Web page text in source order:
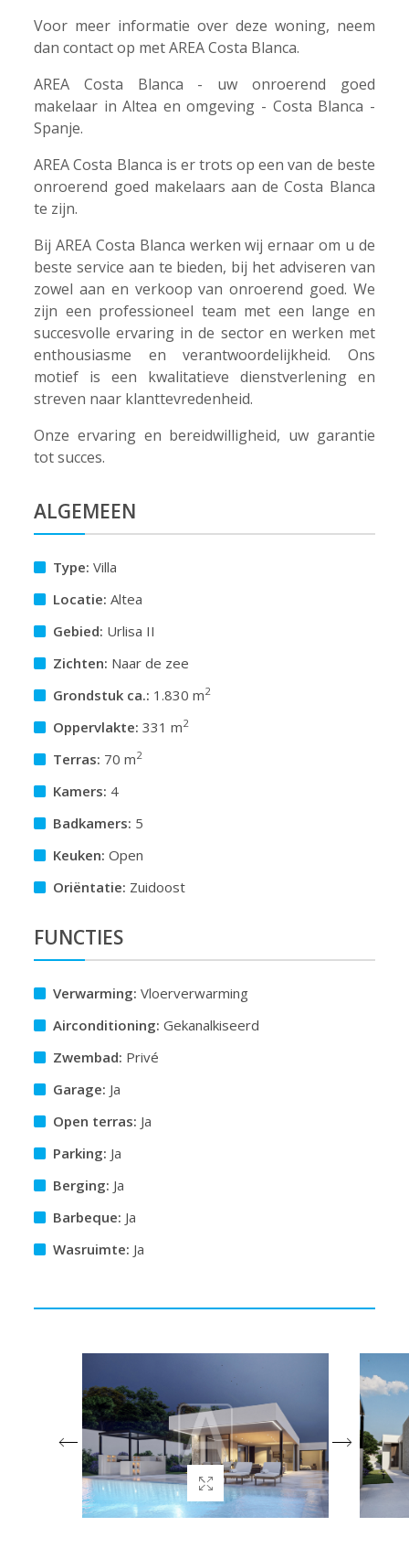
Voor meer informatie over deze woning, neem
dan contact op met AREA Costa Blanca.
AREA Costa Blanca - uw onroerend goed
makelaar in Altea en omgeving - Costa Blanca -
Spanje.
AREA Costa Blanca is er trots op een van de beste
onroerend goed makelaars aan de Costa Blanca
te zijn.
Bij AREA Costa Blanca werken wij ernaar om u de
beste service aan te bieden, bij het adviseren van
zowel aan en verkoop van onroerend goed. We
zijn een professioneel team met een lange en
succesvolle ervaring in de sector en werken met
enthousiasme en verantwoordelijkheid. Ons
motief is een kwalitatieve dienstverlening en
streven naar klanttevredenheid.
Onze ervaring en bereidwilligheid, uw garantie
tot succes.
ALGEMEEN
Type: Villa
Locatie: Altea
Gebied: Urlisa II
Zichten: Naar de zee
Grondstuk ca.: 1.830 m2
Oppervlakte: 331 m2
Terras: 70 m2
Kamers: 4
Badkamers: 5
Keuken: Open
Oriëntatie: Zuidoost
FUNCTIES
Verwarming: Vloerverwarming
Airconditioning: Gekanalkiseerd
Zwembad: Privé
Garage: Ja
Open terras: Ja
Parking: Ja
Berging: Ja
Barbeque: Ja
Wasruimte: Ja